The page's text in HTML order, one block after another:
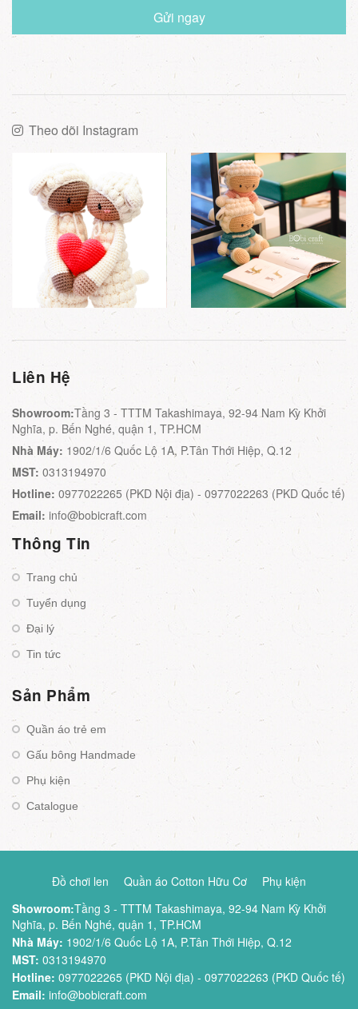
Gửi ngay
Theo dõi Instagram
Liên Hệ
Showroom:Tầng 3 - TTTM Takashimaya, 92-94 Nam Kỳ Khởi
Nghĩa, p. Bến Nghé, quận 1, TP.HCM
Nhà Máy: 1902/1/6 Quốc Lộ 1A, P.Tân Thới Hiệp, Q.12
MST: 0313194970
Hotline: 0977022265 (PKD Nội địa) - 0977022263 (PKD Quốc tế)
Email: info@bobicraft.com
Thông Tin
Trang chủ
Tuyển dụng
Đại lý
Tin tức
Sản Phẩm
Quần áo trẻ em
Gấu bông Handmade
Phụ kiện
Catalogue
Đồ chơi len Quần áo Cotton Hữu Cơ
Phụ kiện
Showroom:Tầng 3 - TTTM Takashimaya, 92-94 Nam Kỳ Khởi
Nghĩa, p. Bến Nghé, quận 1, TP.HCM
Nhà Máy: 1902/1/6 Quốc Lộ 1A, P.Tân Thới Hiệp, Q.12
MST: 0313194970
Hotline: 0977022265 (PKD Nội địa) - 0977022263 (PKD Quốc tế)
Email: info@bobicraft.com